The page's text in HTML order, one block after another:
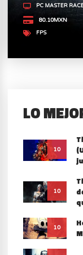
PC MASTER
80.10MXN
FPS
LO
10
10
10